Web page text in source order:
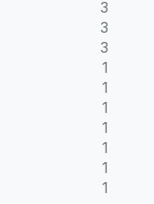
3
3
3
1
1
1
1
1
1
1